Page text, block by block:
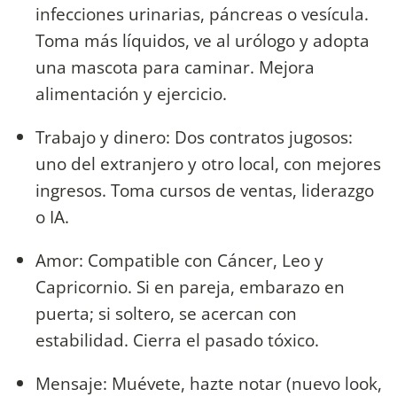
infecciones urinarias, páncreas o vesícula.
Toma más líquidos, ve al urólogo y adopta
una mascota para caminar. Mejora
alimentación y ejercicio.
Trabajo y dinero: Dos contratos jugosos:
uno del extranjero y otro local, con mejores
ingresos. Toma cursos de ventas, liderazgo
o IA.
Amor: Compatible con Cáncer, Leo y
Capricornio. Si en pareja, embarazo en
puerta; si soltero, se acercan con
estabilidad. Cierra el pasado tóxico.
Mensaje: Muévete, hazte notar (nuevo look,